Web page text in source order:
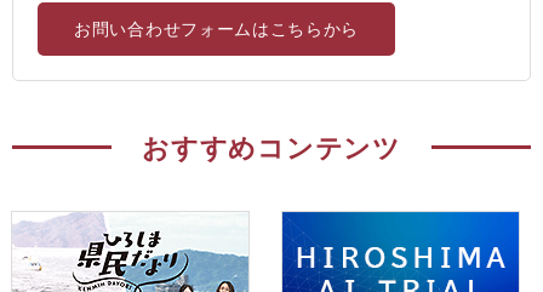
お問い合わせフォームはこちらから
おすすめコンテンツ